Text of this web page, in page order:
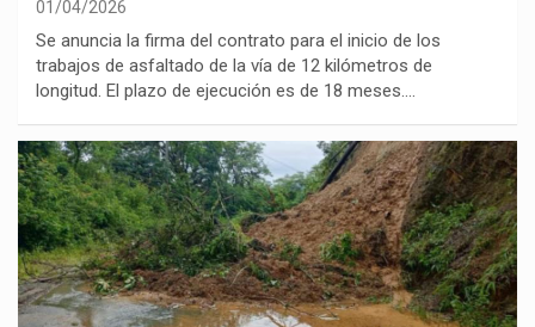
01/04/2026
Se anuncia la firma del contrato para el inicio de los
trabajos de asfaltado de la vía de 12 kilómetros de
longitud. El plazo de ejecución es de 18 meses.…